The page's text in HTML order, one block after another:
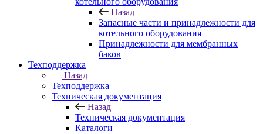
Назад
Запасные части и принадлежности для
котельного оборудования
Принадлежности для мембранных
баков
Техподдержка
Назад
Техподдержка
Техническая документация
Назад
Техническая документация
Каталоги